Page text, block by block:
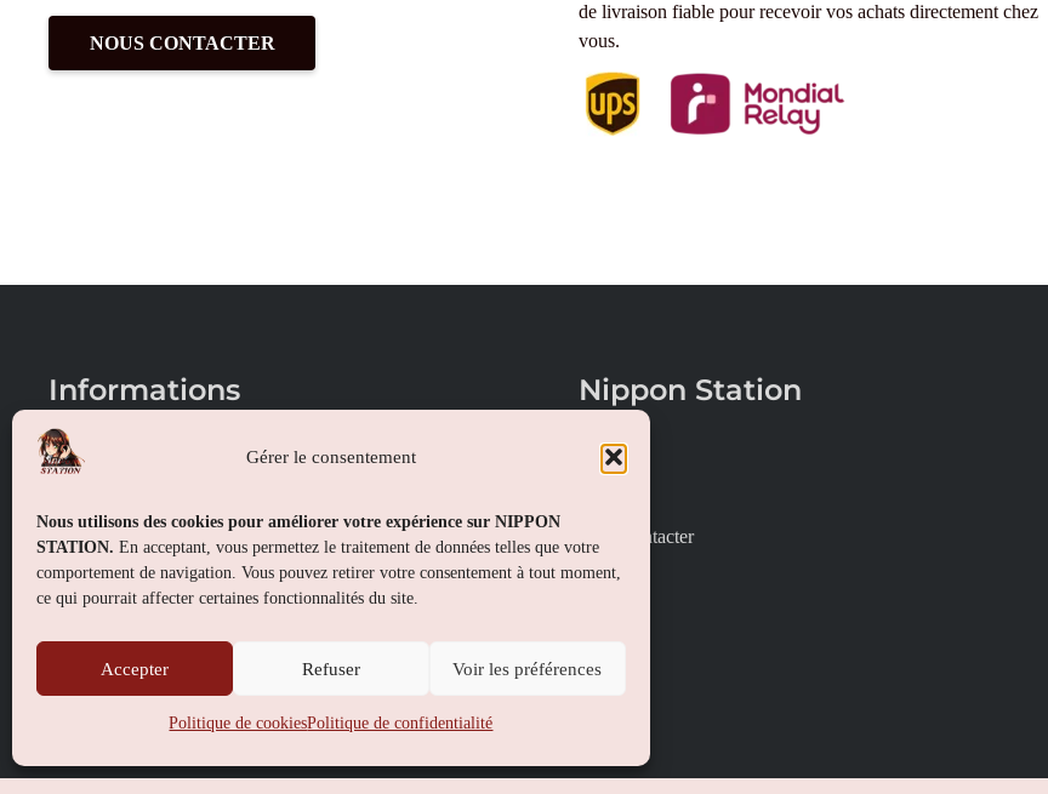
Gérer le consentement
Nous utilisons des cookies pour améliorer votre expérience sur NIPPON
STATION. En acceptant, vous permettez le traitement de données telles que votre
comportement de navigation. Vous pouvez retirer votre consentement à tout moment,
ce qui pourrait affecter certaines fonctionnalités du site.
Accepter Refuser Voir les préférences
Politique de cookiesPolitique de confidentialité
NOUS CONTACTER
de livraison fiable pour recevoir vos achats directement chez
vous.
Informations
Conditions générales de vente
Politique de confidentialité
Politique de cookies (UE)
Nippon Station
À propos
Nous contacter